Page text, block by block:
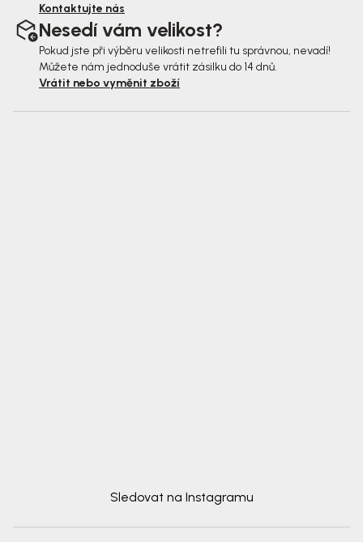
Kontaktujte nás
Nesedí vám velikost?
Pokud jste při výběru velikosti netrefili tu správnou, nevadí!
Můžete nám jednoduše vrátit zásilku do 14 dnů.
Vrátit nebo vyměnit zboží
Sledovat na Instagramu